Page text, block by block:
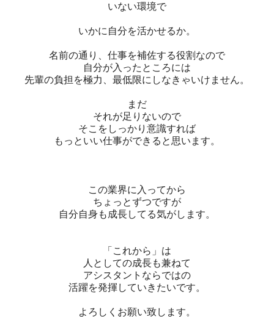
いない環境で
いかに自分を活かせるか。
名前の通り、仕事を補佐する役割なので
自分が入ったところには
先輩の負担を極力、最低限にしなきゃいけません。
まだ
それが足りないので
そこをしっかり意識すれば
もっといい仕事ができると思います。
この業界に入ってから
ちょっとずつですが
自分自身も成長してる気がします。
「これから」は
人としての成長も兼ねて
アシスタントならではの
活躍を発揮していきたいです。
よろしくお願い致します。